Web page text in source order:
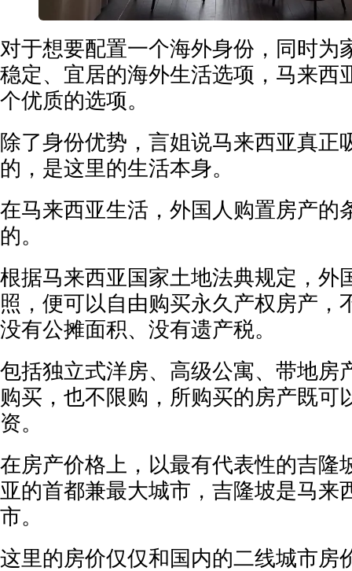
对于想要配置一个海外身份，同时为
稳定、宜居的海外生活选项，马来西
个优质的选项。
除了身份优势，言姐说马来西亚真正
的，是这里的生活本身。
在马来西亚生活，外国人购置房产的
的。
根据马来西亚国家土地法典规定，外
照，便可以自由购买永久产权房产，
没有公摊面积、没有遗产税。
包括独立式洋房、高级公寓、带地房
购买，也不限购，所购买的房产既可
资。
在房产价格上，以最有代表性的吉隆
亚的首都兼最大城市，吉隆坡是马来
市。
这里的房价仅仅和国内的二线城市房